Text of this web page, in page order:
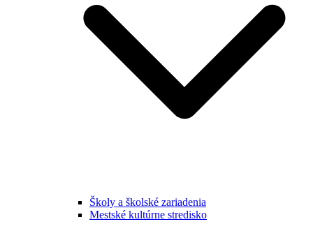
Školy a školské zariadenia
Mestské kultúrne stredisko